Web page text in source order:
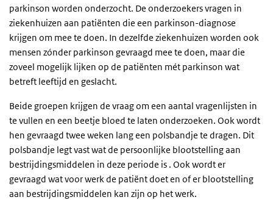
parkinson worden onderzocht. De onderzoekers vragen in
ziekenhuizen aan patiënten die een parkinson-diagnose
krijgen om mee te doen. In dezelfde ziekenhuizen worden ook
mensen zónder parkinson gevraagd mee te doen, maar die
zoveel mogelijk lijken op de patiënten mét parkinson wat
betreft leeftijd en geslacht.
Beide groepen krijgen de vraag om een aantal vragenlijsten in
te vullen en een beetje bloed te laten onderzoeken. Ook wordt
hen gevraagd twee weken lang een polsbandje te dragen. Dit
polsbandje legt vast wat de persoonlijke blootstelling aan
bestrijdingsmiddelen in deze periode is . Ook wordt er
gevraagd wat voor werk de patiënt doet en of er blootstelling
aan bestrijdingsmiddelen kan zijn op het werk.